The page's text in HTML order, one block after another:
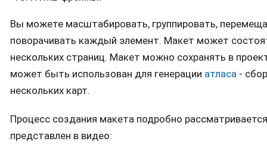
Вы можете масштабировать, группировать,
поворачивать каждый элемент. Макет может
нескольких страниц. Макет можно сохранять в
может быть использован для генерации атласа -
нескольких карт.
Процесс создания макета подробно
представлен в видео: